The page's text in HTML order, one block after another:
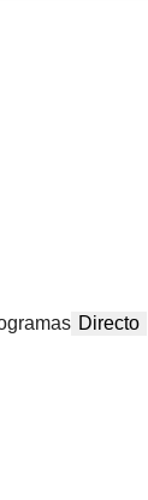
Directo